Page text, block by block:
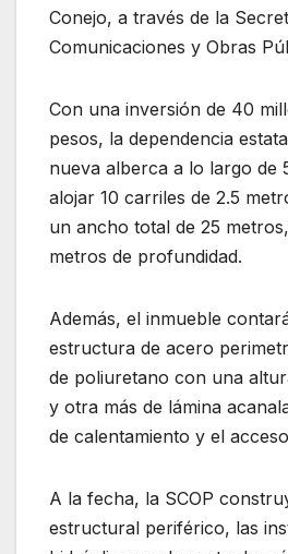
Conejo, a través de la
Comunicaciones y Obras
Con una inversión de 40
pesos, la dependencia
nueva alberca a lo largo de
alojar 10 carriles de 2.5
un ancho total de 25
metros de profundidad.
Además, el inmueble
estructura de acero
de poliuretano con una
y otra más de lámina
de calentamiento y el
A la fecha, la SCOP
estructural periférico, las